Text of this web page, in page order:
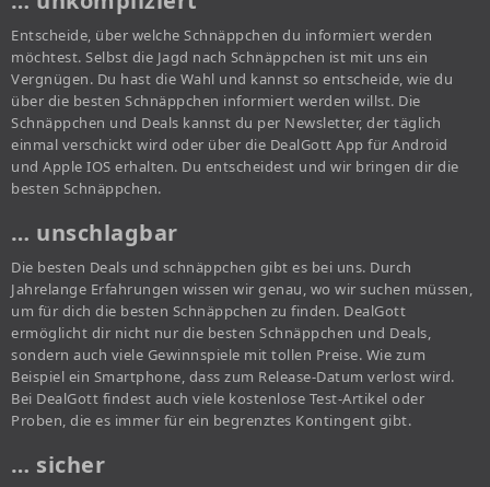
Entscheide, über welche Schnäppchen du informiert werden
möchtest. Selbst die Jagd nach Schnäppchen ist mit uns ein
Vergnügen. Du hast die Wahl und kannst so entscheide, wie du
über die besten Schnäppchen informiert werden willst. Die
Schnäppchen und Deals kannst du per Newsletter, der täglich
einmal verschickt wird oder über die DealGott App für Android
und Apple IOS erhalten. Du entscheidest und wir bringen dir die
besten Schnäppchen.
… unschlagbar
Die besten Deals und schnäppchen gibt es bei uns. Durch
Jahrelange Erfahrungen wissen wir genau, wo wir suchen müssen,
um für dich die besten Schnäppchen zu finden. DealGott
ermöglicht dir nicht nur die besten Schnäppchen und Deals,
sondern auch viele Gewinnspiele mit tollen Preise. Wie zum
Beispiel ein Smartphone, dass zum Release-Datum verlost wird.
Bei DealGott findest auch viele kostenlose Test-Artikel oder
Proben, die es immer für ein begrenztes Kontingent gibt.
… sicher